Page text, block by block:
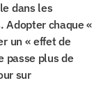
dans les
Adopter chaque «
un « effet de
passe plus de
sur